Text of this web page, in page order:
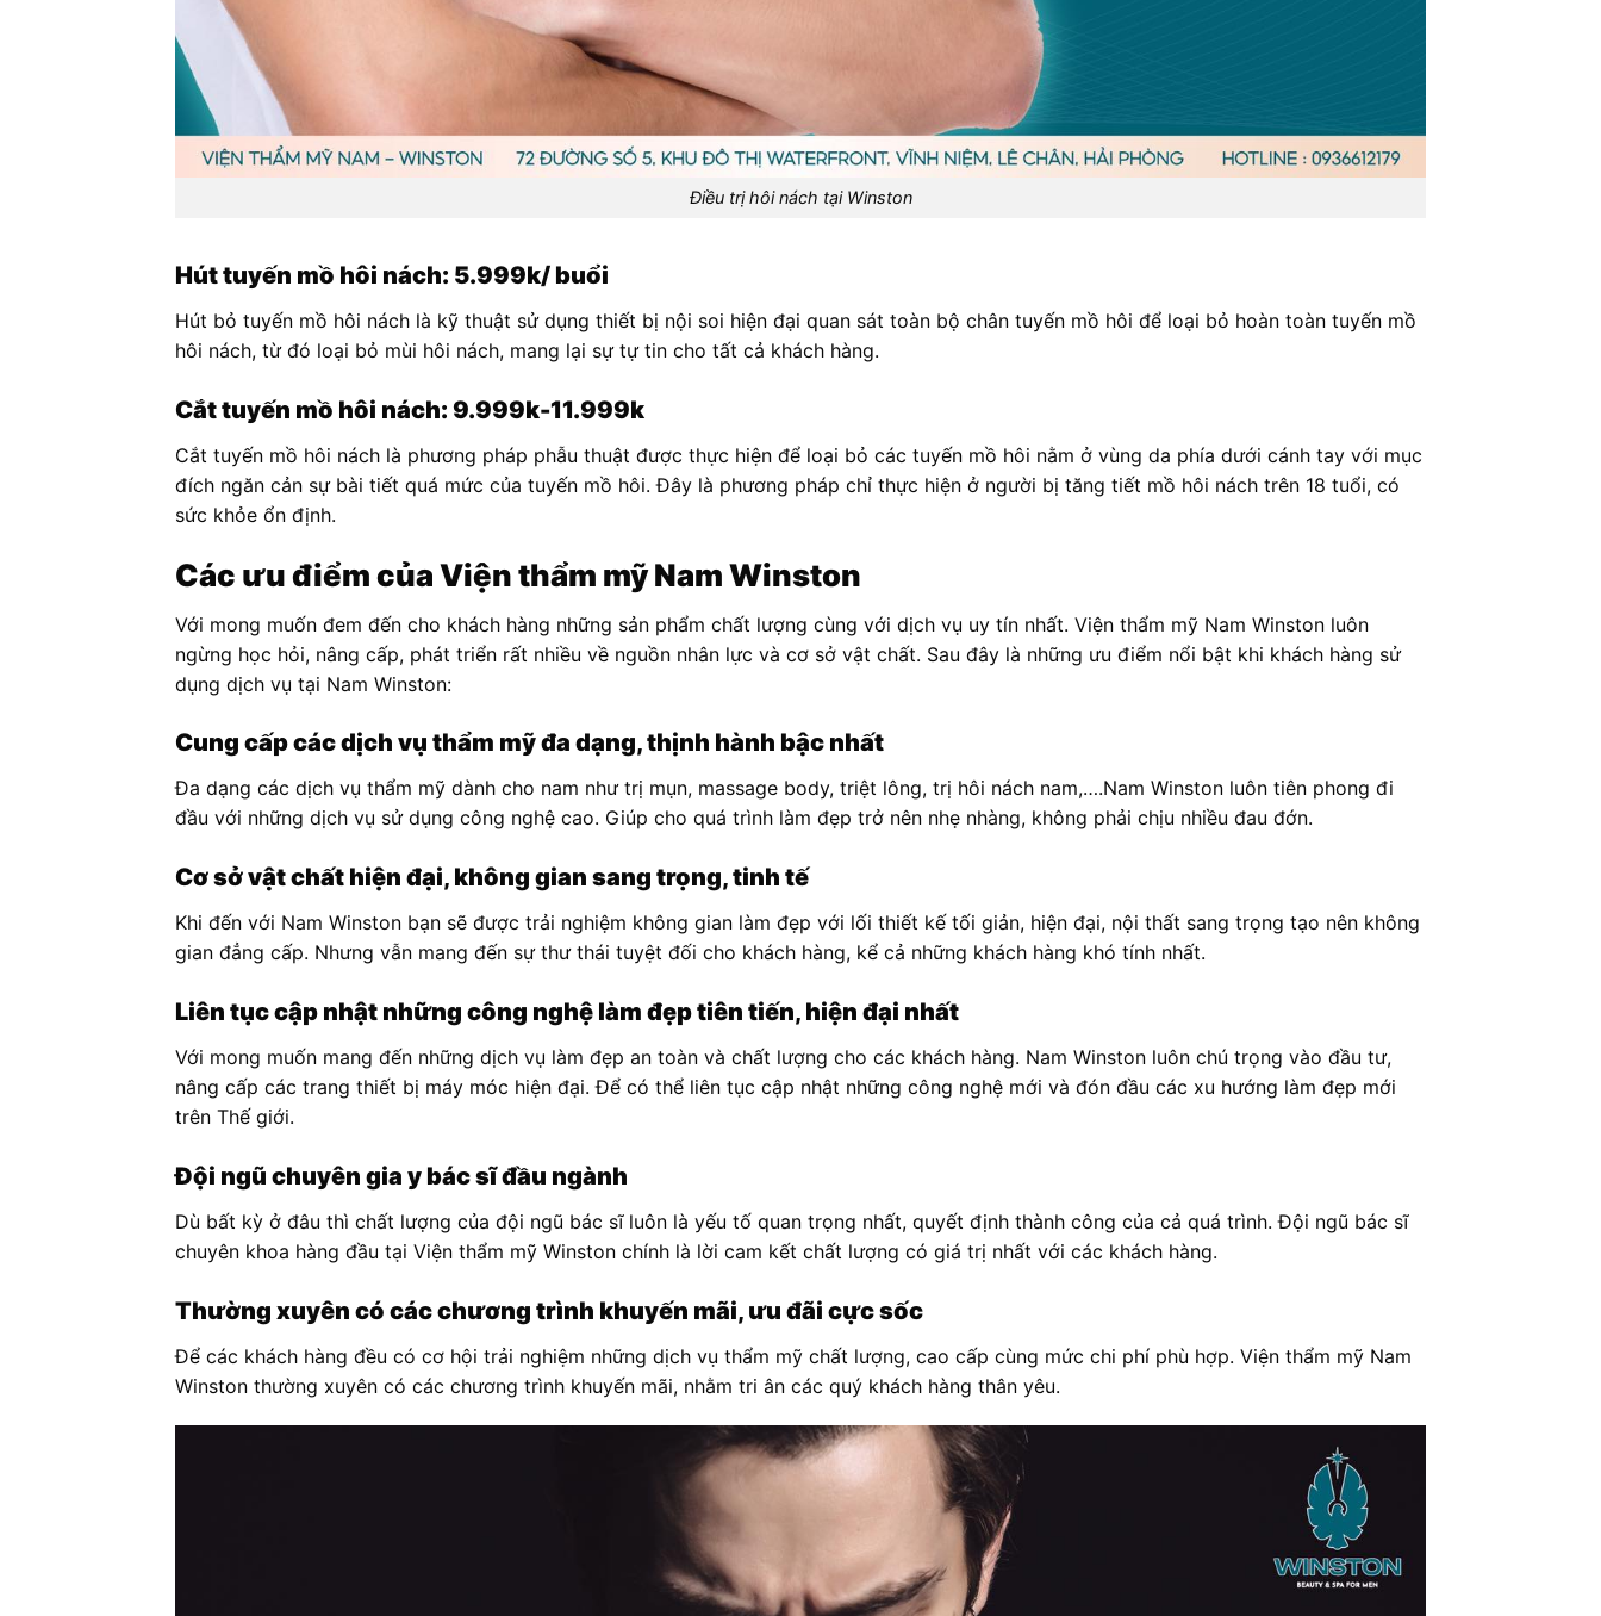
Điều trị hôi nách tại Winston
Hút tuyến mồ hôi nách: 5.999k/ buổi
Hút bỏ tuyến mồ hôi nách là kỹ thuật sử dụng thiết bị nội soi hiện đại quan sát toàn bộ chân tuyến mồ hôi để loại bỏ hoàn toàn tuyến mồ
hôi nách, từ đó loại bỏ mùi hôi nách, mang lại sự tự tin cho tất cả khách hàng.
Cắt tuyến mồ hôi nách: 9.999k-11.999k
Cắt tuyến mồ hôi nách là phương pháp phẫu thuật được thực hiện để loại bỏ các tuyến mồ hôi nằm ở vùng da phía dưới cánh tay với mục
đích ngăn cản sự bài tiết quá mức của tuyến mồ hôi. Đây là phương pháp chỉ thực hiện ở người bị tăng tiết mồ hôi nách trên 18 tuổi, có
sức khỏe ổn định.
Các ưu điểm của Viện thẩm mỹ Nam Winston
Với mong muốn đem đến cho khách hàng những sản phẩm chất lượng cùng với dịch vụ uy tín nhất. Viện thẩm mỹ Nam Winston luôn
ngừng học hỏi, nâng cấp, phát triển rất nhiều về nguồn nhân lực và cơ sở vật chất. Sau đây là những ưu điểm nổi bật khi khách hàng sử
dụng dịch vụ tại Nam Winston:
Cung cấp các dịch vụ thẩm mỹ đa dạng, thịnh hành bậc nhất
Đa dạng các dịch vụ thẩm mỹ dành cho nam như trị mụn, massage body, triệt lông, trị hôi nách nam,….Nam Winston luôn tiên phong đi
đầu với những dịch vụ sử dụng công nghệ cao. Giúp cho quá trình làm đẹp trở nên nhẹ nhàng, không phải chịu nhiều đau đớn.
Cơ sở vật chất hiện đại, không gian sang trọng, tinh tế
Khi đến với Nam Winston bạn sẽ được trải nghiệm không gian làm đẹp với lối thiết kế tối giản, hiện đại, nội thất sang trọng tạo nên không
gian đẳng cấp. Nhưng vẫn mang đến sự thư thái tuyệt đối cho khách hàng, kể cả những khách hàng khó tính nhất.
Liên tục cập nhật những công nghệ làm đẹp tiên tiến, hiện đại nhất
Với mong muốn mang đến những dịch vụ làm đẹp an toàn và chất lượng cho các khách hàng. Nam Winston luôn chú trọng vào đầu tư,
nâng cấp các trang thiết bị máy móc hiện đại. Để có thể liên tục cập nhật những công nghệ mới và đón đầu các xu hướng làm đẹp mới
trên Thế giới.
Đội ngũ chuyên gia y bác sĩ đầu ngành
Dù bất kỳ ở đâu thì chất lượng của đội ngũ bác sĩ luôn là yếu tố quan trọng nhất, quyết định thành công của cả quá trình. Đội ngũ bác sĩ
chuyên khoa hàng đầu tại Viện thẩm mỹ Winston chính là lời cam kết chất lượng có giá trị nhất với các khách hàng.
Thường xuyên có các chương trình khuyến mãi, ưu đãi cực sốc
Để các khách hàng đều có cơ hội trải nghiệm những dịch vụ thẩm mỹ chất lượng, cao cấp cùng mức chi phí phù hợp. Viện thẩm mỹ Nam
Winston thường xuyên có các chương trình khuyến mãi, nhằm tri ân các quý khách hàng thân yêu.